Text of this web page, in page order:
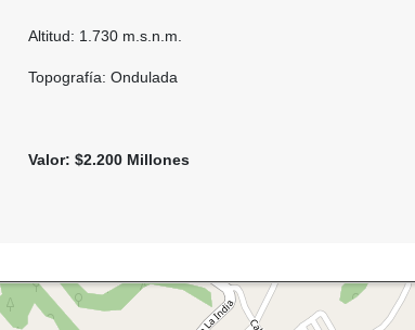
Altitud: 1.730 m.s.n.m.
Topografía: Ondulada
Valor: $2.200 Millones